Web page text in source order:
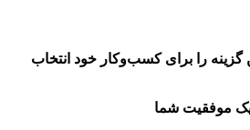
گزینه را برای کسب‌وکار خود انتخاب
موفقیت شما